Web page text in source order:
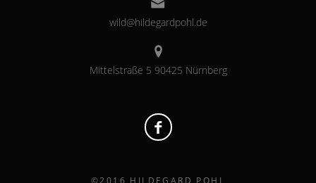
wild@hildegardpohl.de
Mittelstraße 5 90425 Nürnberg